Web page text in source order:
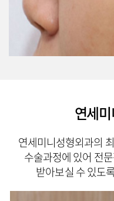
연세
연세미니성형외과의
수술과정에 있어 전
받아보실 수 있도